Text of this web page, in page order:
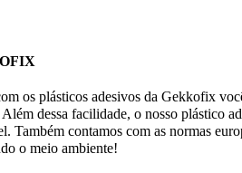
os plásticos adesivos da Gekkofix
dessa facilidade, o nosso plástico
Também contamos com as normas
o meio ambiente!